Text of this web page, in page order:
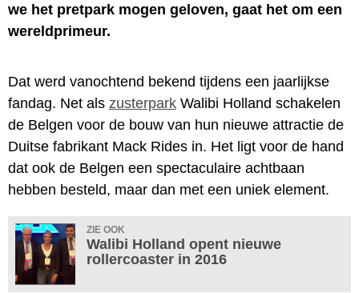
we het pretpark mogen geloven, gaat het om een
wereldprimeur.
Dat werd vanochtend bekend tijdens een jaarlijkse
fandag. Net als zusterpark Walibi Holland schakelen
de Belgen voor de bouw van hun nieuwe attractie de
Duitse fabrikant Mack Rides in. Het ligt voor de hand
dat ook de Belgen een spectaculaire achtbaan
hebben besteld, maar dan met een uniek element.
ZIE OOK
Walibi Holland opent nieuwe
rollercoaster in 2016